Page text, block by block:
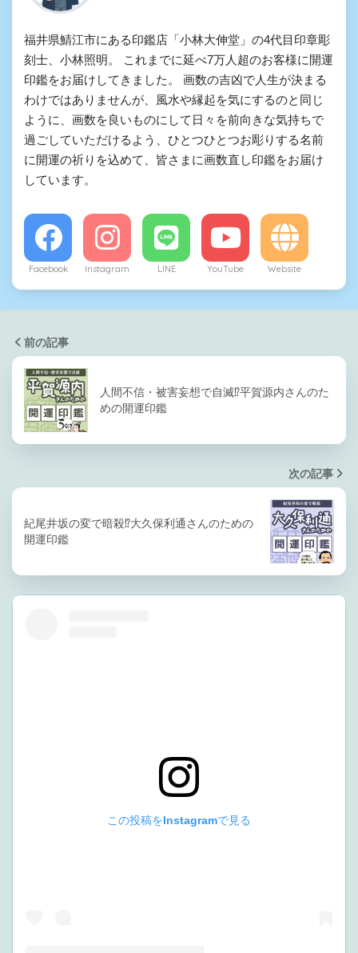
福井県鯖江市にある印鑑店「小林大伸堂」の4代目印章彫
刻士、小林照明。 これまでに延べ7万人超のお客様に開運
印鑑をお届けしてきました。 画数の吉凶で人生が決まる
わけではありませんが、風水や縁起を気にするのと同じ
ように、画数を良いものにして日々を前向きな気持ちで
過ごしていただけるよう、ひとつひとつお彫りする名前
に開運の祈りを込めて、皆さまに画数直し印鑑をお届け
しています。
Facebook Instagram LINE YouTube Website
前の記事
人間不信・被害妄想で自滅⁉平賀源内さんのた
めの開運印鑑
次の記事
紀尾井坂の変で暗殺⁉大久保利通さんのための
開運印鑑
この投稿をInstagramで見る